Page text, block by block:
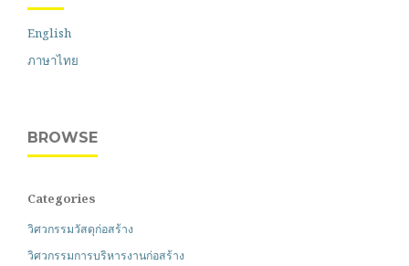
English
ภาษาไทย
BROWSE
Categories
วิศวกรรมวัสดุก่อสร้าง
วิศวกรรมการบริหารงานก่อสร้าง